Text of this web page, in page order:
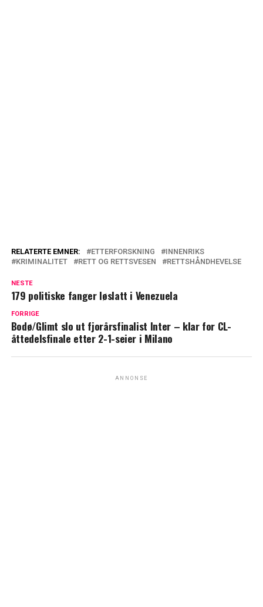
RELATERTE EMNER: ETTERFORSKNING
INNENRIKS
KRIMINALITET
RETT OG RETTSVESEN RETTSHÅNDHEVELSE
NESTE
179 politiske fanger løslatt i Venezuela
FORRIGE
Bodø/Glimt slo ut fjorårsfinalist Inter – klar for CL-
åttedelsfinale etter 2-1-seier i Milano
ANNONSE